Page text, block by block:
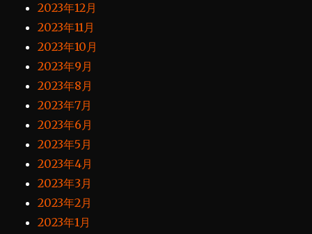
2023年12月
2023年11月
2023年10月
2023年9月
2023年8月
2023年7月
2023年6月
2023年5月
2023年4月
2023年3月
2023年2月
2023年1月